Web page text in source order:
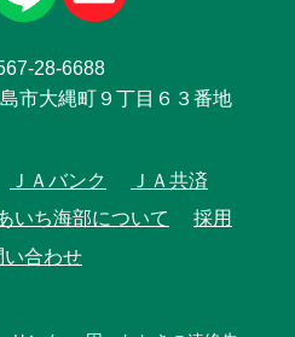
28-6688
市大縄町９丁目６３番地
ＪＡバンク
ＪＡ共済
いち海部について
採用
い合わせ